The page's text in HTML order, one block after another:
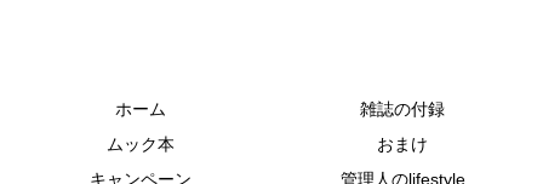
ホーム
雑誌の付録
ムック本
おまけ
キャンペーン
管理人のlifestyle